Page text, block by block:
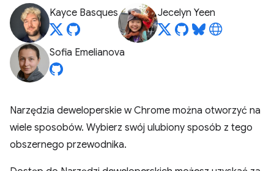
Kayce Basques Jecelyn Yeen
Sofia Emelianova
Narzędzia deweloperskie w Chrome można otworzyć na
wiele sposobów. Wybierz swój ulubiony sposób z tego
obszernego przewodnika.